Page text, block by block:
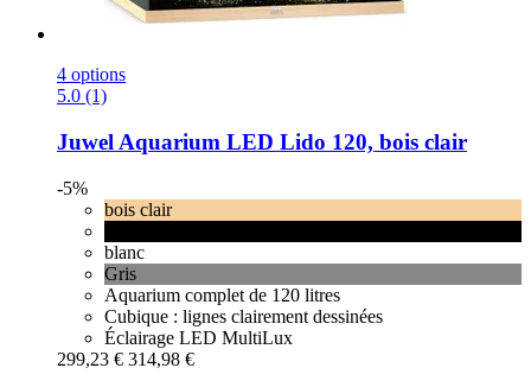
4 options
5.0 (1)
Juwel Aquarium LED Lido 120, bois clair
-5%
bois clair
blanc
Gris
Aquarium complet de 120 litres
Cubique : lignes clairement dessinées
Éclairage LED MultiLux
299,23 € 314,98 €